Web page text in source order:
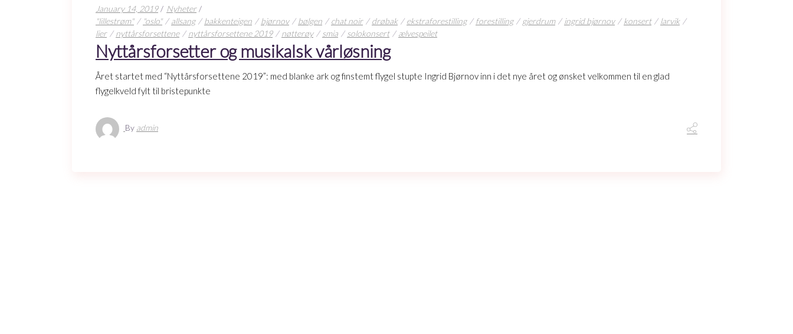
January 14, 2019
Nyheter
"lillestrøm"
"oslo" allsang bakkenteigen bjørnov bølgen chat noir drøbak ekstraforestilling forestilling gjerdrum ingrid bjørnov konsert
larvik
lier
nyttårsforsettene nyttårsforsettene 2019 nøtterøy smia solokonsert ælvespeilet
Nyttårsforsetter og musikalsk vårløsning
Året startet med “Nyttårsforsettene 2019”: med blanke ark og finstemt flygel stupte Ingrid Bjørnov inn i det nye året og ønsket velkommen til en glad
flygelkveld fylt til bristepunkte
By admin